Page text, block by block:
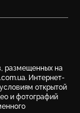
размещенных на
Интернет-
открытой
и фотографий